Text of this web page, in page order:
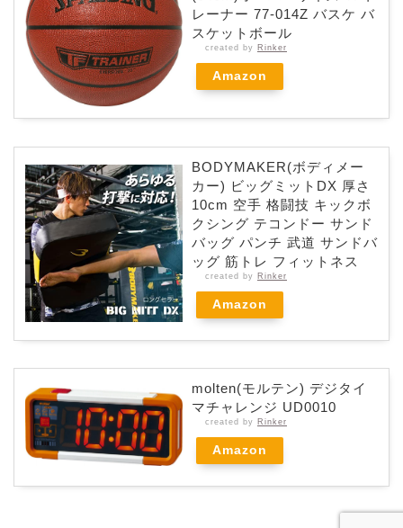
レーナー 77-014Z バスケ バ
スケットボール
created by Rinker
Amazon
BODYMAKER(ボディメー
カー) ビッグミットDX 厚さ
10cm 空手 格闘技 キックボ
クシング テコンドー サンド
バッグ パンチ 武道 サンドバ
ッグ 筋トレ フィットネス
created by Rinker
Amazon
molten(モルテン) デジタイ
マチャレンジ UD0010
created by Rinker
Amazon